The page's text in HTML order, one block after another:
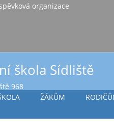
Vlašim,
škola Sídliště
968
ŽÁKŮM